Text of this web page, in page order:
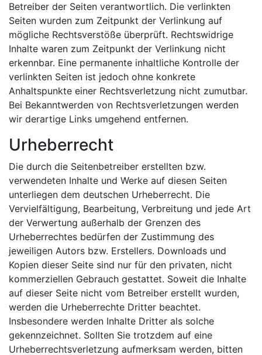
Betreiber der Seiten verantwortlich. Die verlinkten
Seiten wurden zum Zeitpunkt der Verlinkung auf
mögliche Rechtsverstöße überprüft. Rechtswidrige
Inhalte waren zum Zeitpunkt der Verlinkung nicht
erkennbar. Eine permanente inhaltliche Kontrolle der
verlinkten Seiten ist jedoch ohne konkrete
Anhaltspunkte einer Rechtsverletzung nicht zumutbar.
Bei Bekanntwerden von Rechtsverletzungen werden
wir derartige Links umgehend entfernen.
Urheberrecht
Die durch die Seitenbetreiber erstellten bzw.
verwendeten Inhalte und Werke auf diesen Seiten
unterliegen dem deutschen Urheberrecht. Die
Vervielfältigung, Bearbeitung, Verbreitung und jede Art
der Verwertung außerhalb der Grenzen des
Urheberrechtes bedürfen der Zustimmung des
jeweiligen Autors bzw. Erstellers. Downloads und
Kopien dieser Seite sind nur für den privaten, nicht
kommerziellen Gebrauch gestattet. Soweit die Inhalte
auf dieser Seite nicht vom Betreiber erstellt wurden,
werden die Urheberrechte Dritter beachtet.
Insbesondere werden Inhalte Dritter als solche
gekennzeichnet. Sollten Sie trotzdem auf eine
Urheberrechtsverletzung aufmerksam werden, bitten